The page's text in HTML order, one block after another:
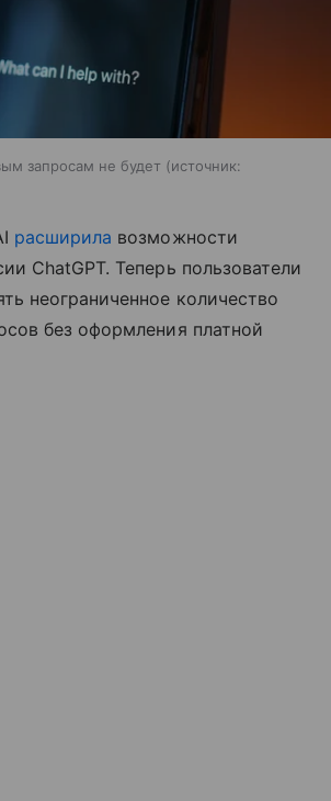
запросам не будет
источник:
расширила возможности
ChatGPT. Теперь пользователи
неограниченное количество
без оформления платной